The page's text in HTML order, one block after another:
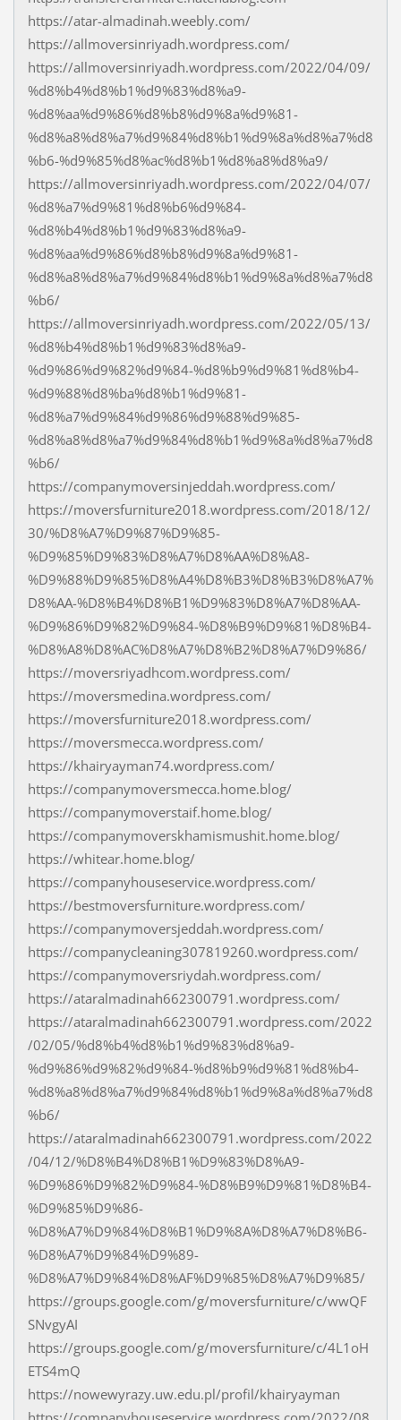
https://atar-almadinah.weebly.com/
https://allmoversinriyadh.wordpress.com/
https://allmoversinriyadh.wordpress.com/2022/04/09/
%d8%b4%d8%b1%d9%83%d8%a9-
%d8%aa%d9%86%d8%b8%d9%8a%d9%81-
%d8%a8%d8%a7%d9%84%d8%b1%d9%8a%d8%a7%d8
%b6-%d9%85%d8%ac%d8%b1%d8%a8%d8%a9/
https://allmoversinriyadh.wordpress.com/2022/04/07/
%d8%a7%d9%81%d8%b6%d9%84-
%d8%b4%d8%b1%d9%83%d8%a9-
%d8%aa%d9%86%d8%b8%d9%8a%d9%81-
%d8%a8%d8%a7%d9%84%d8%b1%d9%8a%d8%a7%d8
%b6/
https://allmoversinriyadh.wordpress.com/2022/05/13/
%d8%b4%d8%b1%d9%83%d8%a9-
%d9%86%d9%82%d9%84-%d8%b9%d9%81%d8%b4-
%d9%88%d8%ba%d8%b1%d9%81-
%d8%a7%d9%84%d9%86%d9%88%d9%85-
%d8%a8%d8%a7%d9%84%d8%b1%d9%8a%d8%a7%d8
%b6/
https://companymoversinjeddah.wordpress.com/
https://moversfurniture2018.wordpress.com/2018/12/
30/%D8%A7%D9%87%D9%85-
%D9%85%D9%83%D8%A7%D8%AA%D8%A8-
%D9%88%D9%85%D8%A4%D8%B3%D8%B3%D8%A7%
D8%AA-%D8%B4%D8%B1%D9%83%D8%A7%D8%AA-
%D9%86%D9%82%D9%84-%D8%B9%D9%81%D8%B4-
%D8%A8%D8%AC%D8%A7%D8%B2%D8%A7%D9%86/
https://moversriyadhcom.wordpress.com/
https://moversmedina.wordpress.com/
https://moversfurniture2018.wordpress.com/
https://moversmecca.wordpress.com/
https://khairyayman74.wordpress.com/
https://companymoversmecca.home.blog/
https://companymoverstaif.home.blog/
https://companymoverskhamismushit.home.blog/
https://whitear.home.blog/
https://companyhouseservice.wordpress.com/
https://bestmoversfurniture.wordpress.com/
https://companymoversjeddah.wordpress.com/
https://companycleaning307819260.wordpress.com/
https://companymoversriydah.wordpress.com/
https://ataralmadinah662300791.wordpress.com/
https://ataralmadinah662300791.wordpress.com/2022
/02/05/%d8%b4%d8%b1%d9%83%d8%a9-
%d9%86%d9%82%d9%84-%d8%b9%d9%81%d8%b4-
%d8%a8%d8%a7%d9%84%d8%b1%d9%8a%d8%a7%d8
%b6/
https://ataralmadinah662300791.wordpress.com/2022
/04/12/%D8%B4%D8%B1%D9%83%D8%A9-
%D9%86%D9%82%D9%84-%D8%B9%D9%81%D8%B4-
%D9%85%D9%86-
%D8%A7%D9%84%D8%B1%D9%8A%D8%A7%D8%B6-
%D8%A7%D9%84%D9%89-
%D8%A7%D9%84%D8%AF%D9%85%D8%A7%D9%85/
https://groups.google.com/g/moversfurniture/c/wwQF
SNvgyAI
https://groups.google.com/g/moversfurniture/c/4L1oH
ETS4mQ
https://nowewyrazy.uw.edu.pl/profil/khairyayman